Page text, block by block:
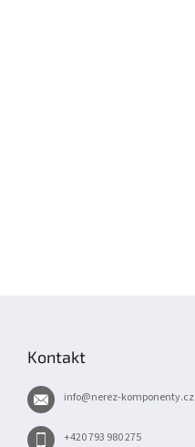
Kontakt
info@nerez-komponenty.cz
+420 793 980 275